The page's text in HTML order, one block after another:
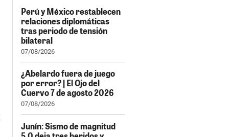
Perú y México restablecen
relaciones diplomáticas
tras periodo de tensión
bilateral
07/08/2026
¿Abelardo fuera de juego
por error? | El Ojo del
Cuervo 7 de agosto 2026
07/08/2026
Junín: Sismo de magnitud